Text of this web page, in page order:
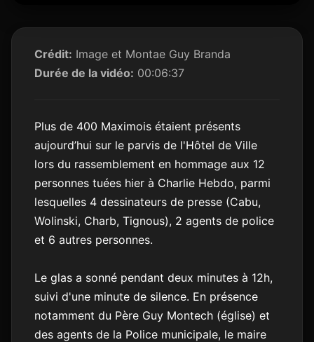
Crédit: Image et Montae Guy Branda
Durée de la vidéo: 00:06:37
Plus de 400 Maximois étaient présents
aujourd’hui sur le parvis de l'Hôtel de Ville
lors du rassemblement en hommage aux 12
personnes tuées hier à Charlie Hebdo, parmi
lesquelles 4 dessinateurs de presse (Cabu,
Wolinski, Charb, Tignous), 2 agents de police
et 6 autres personnes.
Le glas a sonné pendant deux minutes à 12h,
suivi d'une minute de silence. En présence
notamment du Père Guy Montech (église) et
des agents de la Police municipale, le maire